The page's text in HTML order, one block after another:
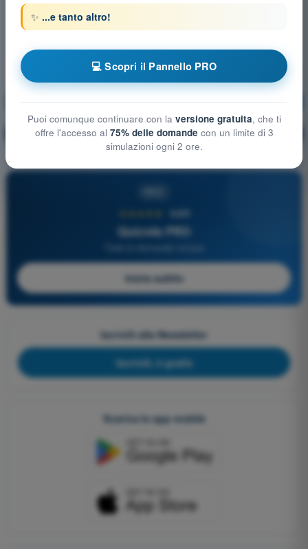
Nozioni generali sugli Aeromobili Allenamento!
🔒 PRO Spiegazione domanda
4,6/5
Quizvds PRO
Inizia subito
Iscriviti alla Newsletter
Iscriviti, è gratis
Scarica le app mobile
✨ ...e tanto altro!
💻 Scopri il Pannello PRO
Puoi comunque continuare con la versione gratuita, che ti
offre l'accesso al 75% delle domande con un limite di 3
simulazioni ogni 2 ore.